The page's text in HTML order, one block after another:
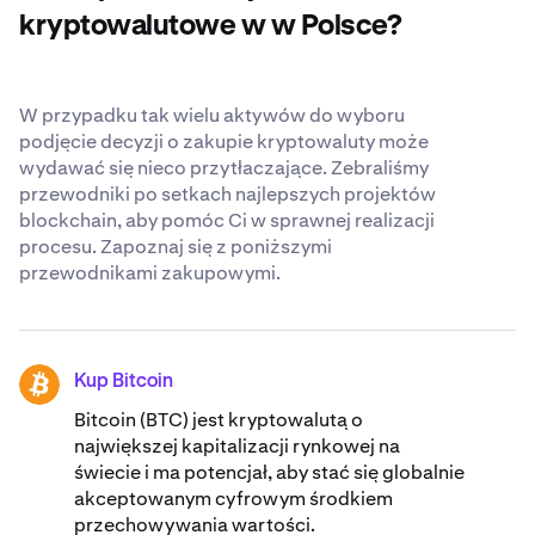
swoje COTI. Dowiedz się o naszychcieszących się
uznaniem na całym świecie standardach
kryptowalutowe w w Polsce?
W przypadku tak wielu aktywów do wyboru
podjęcie decyzji o zakupie kryptowaluty może
wydawać się nieco przytłaczające. Zebraliśmy
przewodniki po setkach najlepszych projektów
blockchain, aby pomóc Ci w sprawnej realizacji
procesu. Zapoznaj się z poniższymi
przewodnikami zakupowymi.
BTC Kup Bitcoin
Bitcoin (BTC) jest kryptowalutą o
największej kapitalizacji rynkowej na
świecie i ma potencjał, aby stać się globalnie
akceptowanym cyfrowym środkiem
przechowywania wartości.